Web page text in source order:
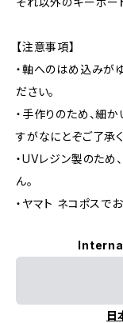
【注意事項】
・軸へのはめ込みが
ださい。
・手作りのため、細
すがなにとぞご了承く
・UVレジン製のため
ん。
・ヤマト ネコポスで
日